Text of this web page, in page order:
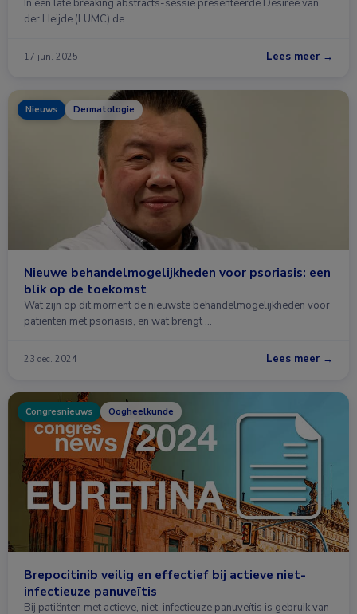
In een late breaking abstracts-sessie presenteerde Désirée van
der Heijde (LUMC) de …
17 jun. 2025 Lees meer →
Nieuws Dermatologie
Nieuwe behandelmogelijkheden voor psoriasis: een
blik op de toekomst
Wat zijn op dit moment de nieuwste behandelmogelijkheden voor
patiënten met psoriasis, en wat brengt …
23 dec. 2024 Lees meer →
Congresnieuws Oogheelkunde
Brepocitinib veilig en effectief bij actieve niet-
infectieuze panuveïtis
Bij patiënten met actieve, niet-infectieuze panuveïtis is gebruik van